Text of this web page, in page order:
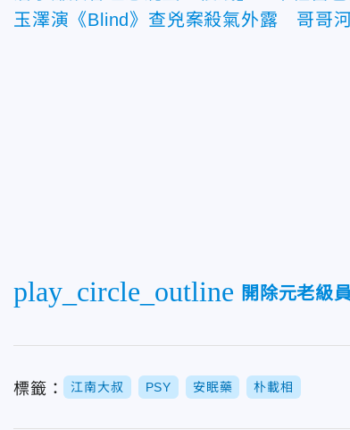
玉澤演《Blind》查兇案殺氣外露 哥哥
play_circle_outline 開除元老級
標籤： 江南大叔 PSY 安眠藥 朴載相